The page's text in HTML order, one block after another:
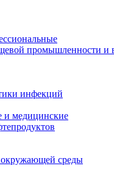
промышленности и
инфекций
и медицинские
окружающей среды